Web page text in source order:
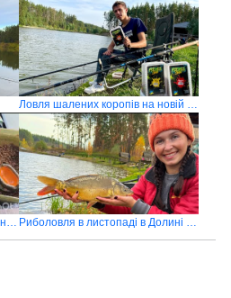
Ловля шалених коропів на новій водоймі "Долина озер"
Атмосферна риболовля в Долині Озер Риболовля в листопаді в Долині озер